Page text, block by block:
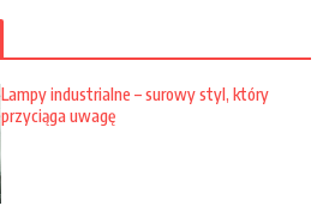
Lampy industrialne – surowy styl, który
przyciąga uwagę